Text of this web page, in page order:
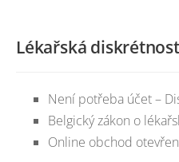
Lékařská
Není potřeba účet –
Belgický zákon o
Online obchod